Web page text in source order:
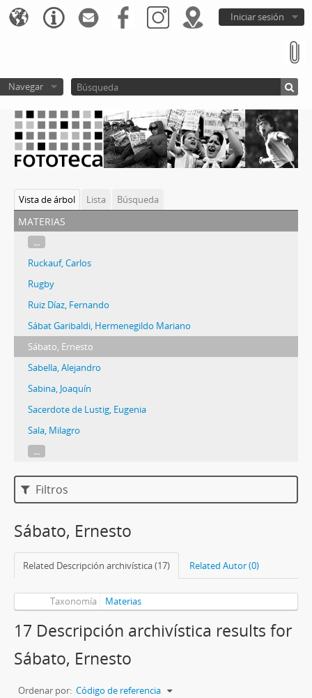
Iniciar sesión
Navegar
Vista de árbol Lista Búsqueda
materias
...
Ruckauf, Carlos
Rugby
Ruiz Díaz, Fernando
Sábat Garibaldi, Hermenegildo Mariano
Sábato, Ernesto
Sabella, Alejandro
Sabina, Joaquín
Sacerdote de Lustig, Eugenia
Sala, Milagro
...
Filtros
Sábato, Ernesto
Related Descripción archivística (17) Related Autor (0)
Taxonomía Materias
17 Descripción archivística results for
Sábato, Ernesto
Ordenar por: Código de referencia